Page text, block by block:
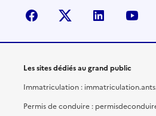
facebook X linkedin
Les sites dédiés au grand public
Immatriculation :
Permis de conduire :